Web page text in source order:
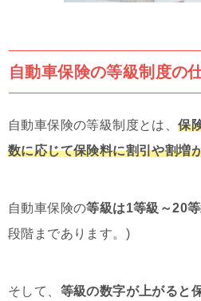
自動車保険の等級制度の
自動車保険の等級制度とは、保
数に応じて保険料に割引や割増
自動車保険の等級は1等級～20
段階まであります。)
そして、 等級の数字が上がると